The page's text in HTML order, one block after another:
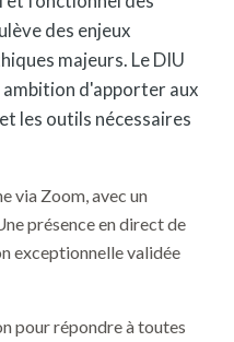
des enjeux
majeurs. Le DIU
d'apporter aux
les outils nécessaires
via Zoom, avec un
présence en direct de
exceptionnelle validée
pour répondre à toutes